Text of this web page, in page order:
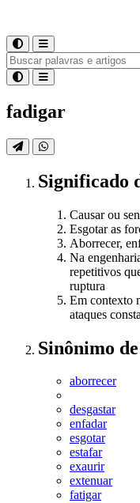
fadigar
Significado
Causar ou
Esgotar as
Aborrecer,
Na
repetitivos
ruptura
Em contexto
ataques
Sinônimo de
aborrecer
desgastar
enfadar
esgotar
estafar
exaurir
extenuar
fatigar